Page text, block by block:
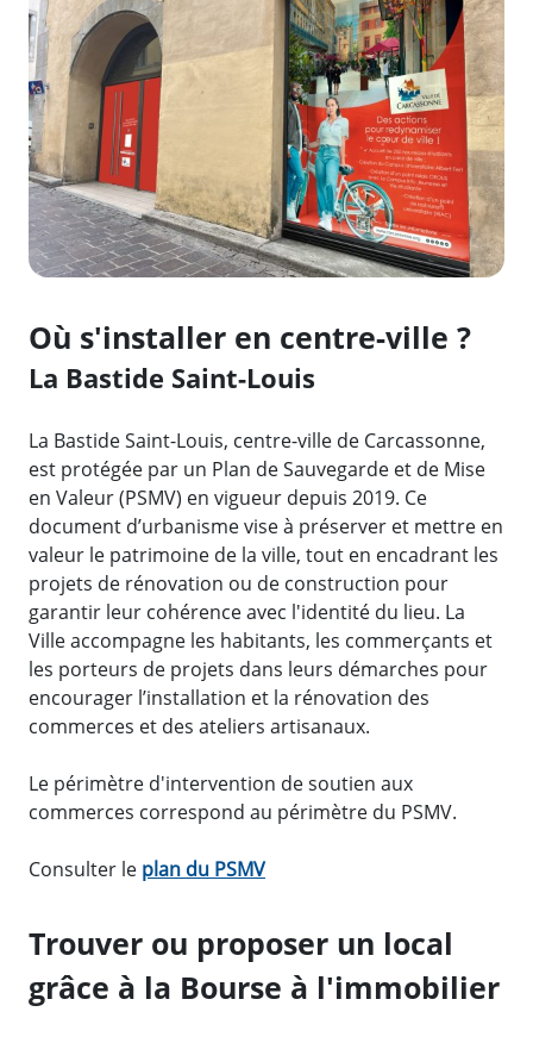
Où s'installer en centre-ville ?
La Bastide Saint-Louis
La Bastide Saint-Louis, centre-ville de Carcassonne,
est protégée par un Plan de Sauvegarde et de Mise
en Valeur (PSMV) en vigueur depuis 2019. Ce
document d’urbanisme vise à préserver et mettre en
valeur le patrimoine de la ville, tout en encadrant les
projets de rénovation ou de construction pour
garantir leur cohérence avec l'identité du lieu. La
Ville accompagne les habitants, les commerçants et
les porteurs de projets dans leurs démarches pour
encourager l’installation et la rénovation des
commerces et des ateliers artisanaux.
Le périmètre d'intervention de soutien aux
commerces correspond au périmètre du PSMV.
Consulter le plan du PSMV
Trouver ou proposer un local
grâce à la Bourse à l'immobilier